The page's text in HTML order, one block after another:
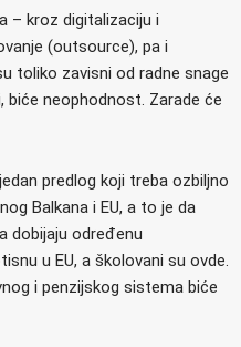
– kroz digitalizaciju i
(outsource), pa i
toliko zavisni od radne snage
neophodnost. Zarade će
predlog koji treba ozbiljno
Balkana i EU, a to je da
dobijaju određenu
u EU, a školovani su ovde.
i penzijskog sistema biće